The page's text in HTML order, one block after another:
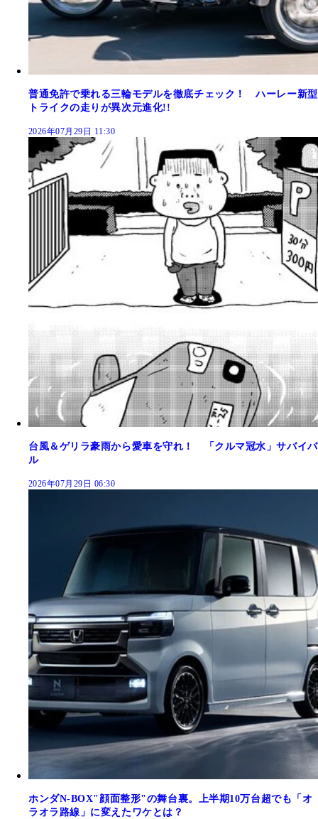
普通免許で乗れる三輪モデルを徹底チェック！ ハーレー新型
トライクの走りが異次元進化!!
2026年07月29日 11:30
台風＆ゲリラ豪雨から愛車を守れ！ 「クルマ冠水」サバイバ
ル
2026年07月29日 06:30
ホンダN-BOX"顔面整形"の舞台裏。上半期10万台超でも「オ
ラオラ路線」に変えたワケとは？